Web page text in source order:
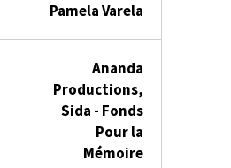
Pamela Varela
Ananda
Productions,
Sida - Fonds
Pour la
Mémoire